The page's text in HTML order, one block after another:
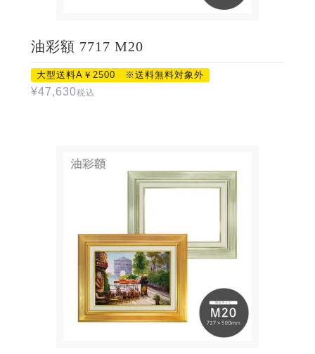
油彩額 7717 M20
大型送料A￥2500 ※送料無料対象外
¥47,630税込